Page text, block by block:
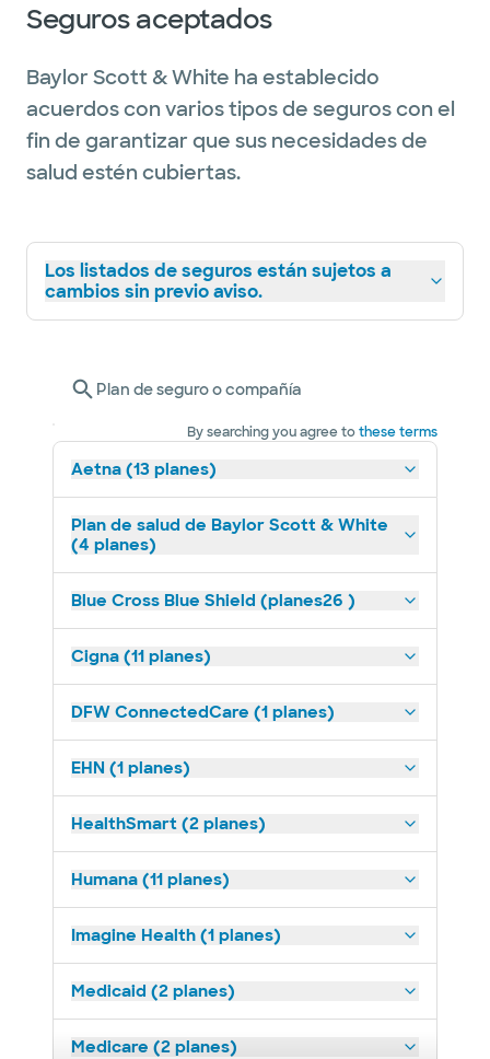
Seguros aceptados
Baylor Scott & White ha establecido
acuerdos con varios tipos de seguros con el
fin de garantizar que sus necesidades de
salud estén cubiertas.
Los listados de seguros están sujetos a
cambios sin previo aviso.
Plan de seguro o compañía
By searching you agree tothese terms
Aetna (13 planes)
Plan de salud de Baylor Scott & White
(4 planes)
Blue Cross Blue Shield (planes26 )
Cigna (11 planes)
DFW ConnectedCare (1 planes)
EHN (1 planes)
HealthSmart (2 planes)
Humana (11 planes)
Imagine Health (1 planes)
Medicaid (2 planes)
Medicare (2 planes)